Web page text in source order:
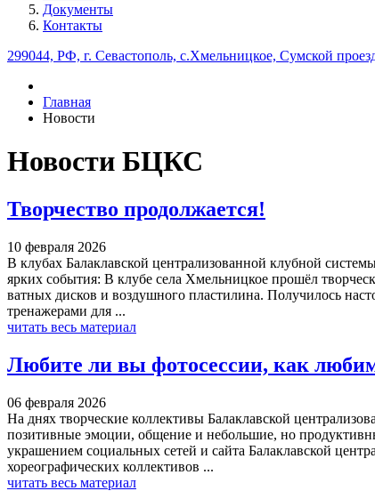
Документы
Контакты
299044, РФ, г. Севастополь, с.Хмельницкое, Сумской
Главная
Новости
Новости БЦКС
Творчество продолжается!
10 февраля 2026
В клубах Балаклавской централизованной клубной
ярких события: В клубе села Хмельницкое прошёл
ватных дисков и воздушного пластилина. Получилось
тренажерами для ...
читать весь материал
Любите ли вы фотосессии, как
06 февраля 2026
На днях творческие коллективы Балаклавской
позитивные эмоции, общение и небольшие, но
украшением социальных сетей и сайта Балаклавской
хореографических коллективов ...
читать весь материал